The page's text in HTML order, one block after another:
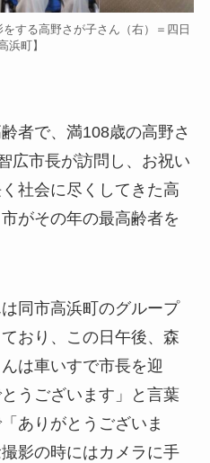
する高野さが子さん（右）＝四日
浜町】
者で、満108歳の高野さ
広市長が訪問し、お祝い
社会に尽くしてきた高
がその年の最高齢者を
同市高浜町のグループ
おり、この日午後、森
は車いすで市長を迎
うございます」と言葉
ありがとうございま
影の時にはカメラに手